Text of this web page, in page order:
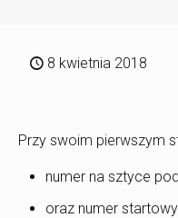
8 kwietnia 2018
Przy swoim pierwszym
numer na sztyce
oraz numer